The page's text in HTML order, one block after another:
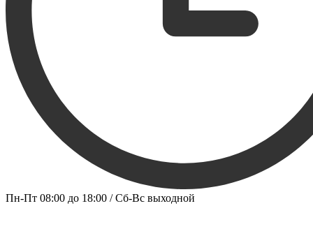
Пн-Пт 08:00 до 18:00 / Сб-Вс выходной